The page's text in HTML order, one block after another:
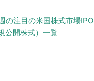
の注目の米国株式市場IPO
公開株式）一覧